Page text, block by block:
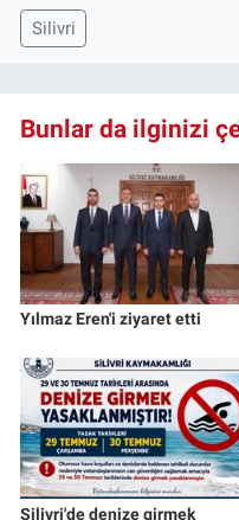
Silivri
Bunlar da ilginizi
Yılmaz Eren'i ziyaret etti
Silivri'de denize girmek